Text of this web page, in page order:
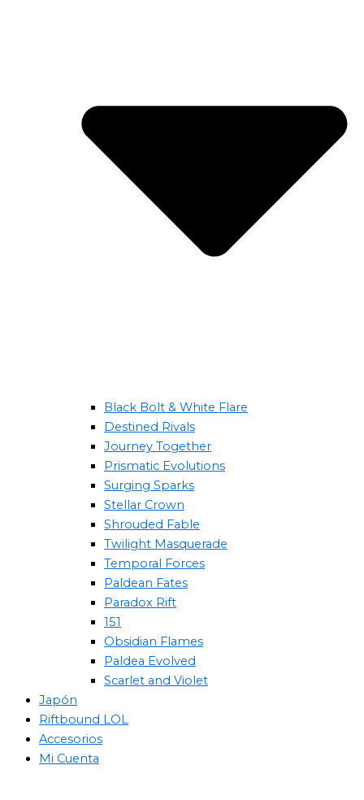
Black Bolt & White Flare
Destined Rivals
Journey Together
Prismatic Evolutions
Surging Sparks
Stellar Crown
Shrouded Fable
Twilight Masquerade
Temporal Forces
Paldean Fates
Paradox Rift
151
Obsidian Flames
Paldea Evolved
Scarlet and Violet
Japón
Riftbound LOL
Accesorios
Mi Cuenta